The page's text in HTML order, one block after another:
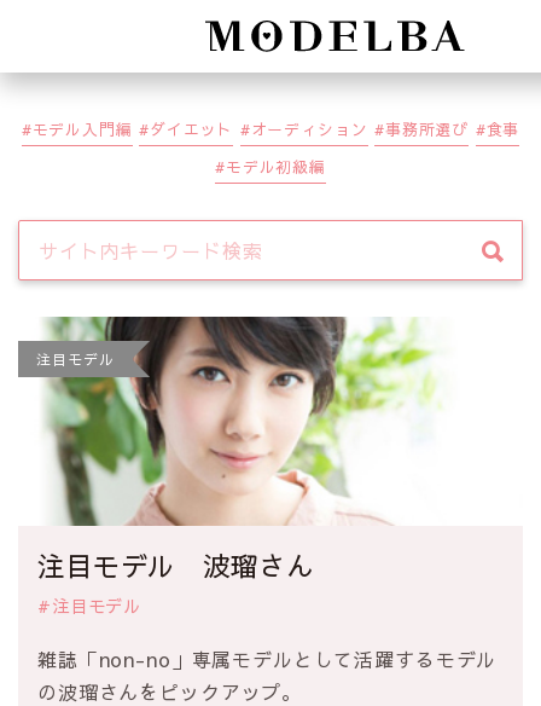
モデル入門編 ダイエット オーディション 事務所選び
食事
モデル初級編
注目モデル
注目モデル 波瑠さん
#注目モデル
雑誌「non-no」専属モデルとして活躍するモデル
の波瑠さんをピックアップ。